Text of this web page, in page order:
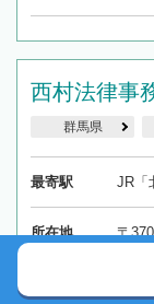
西村法律事
群馬県
最寄駅 JR「
所在地 〒